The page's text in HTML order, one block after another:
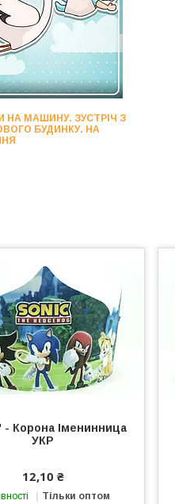
НА МАШИНУ. ЗУСТРІЧ З
БУДИНКУ. НА
- Корона Іменинница
УКР
12,10 ₴
Тільки оптом